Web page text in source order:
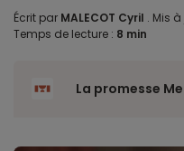
Écrit par MALECOT Cyril . Mis
Temps de lecture : 8 min
La promesse